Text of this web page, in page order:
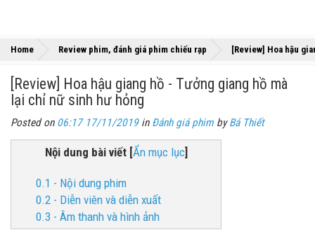
Home Review phim, đánh giá phim chiếu rạp [Review] Hoa hậu
[Review] Hoa hậu giang hồ - Tưởng giang hồ mà
lại chỉ nữ sinh hư hỏng
Posted on 06:17 17/11/2019in Đánh giá phim byBá Thiết
Nội dung bài viết[Ẩn mục lục]
0.1 - Nội dung phim
0.2 - Diễn viên và diễn xuất
0.3 - Âm thanh và hình ảnh